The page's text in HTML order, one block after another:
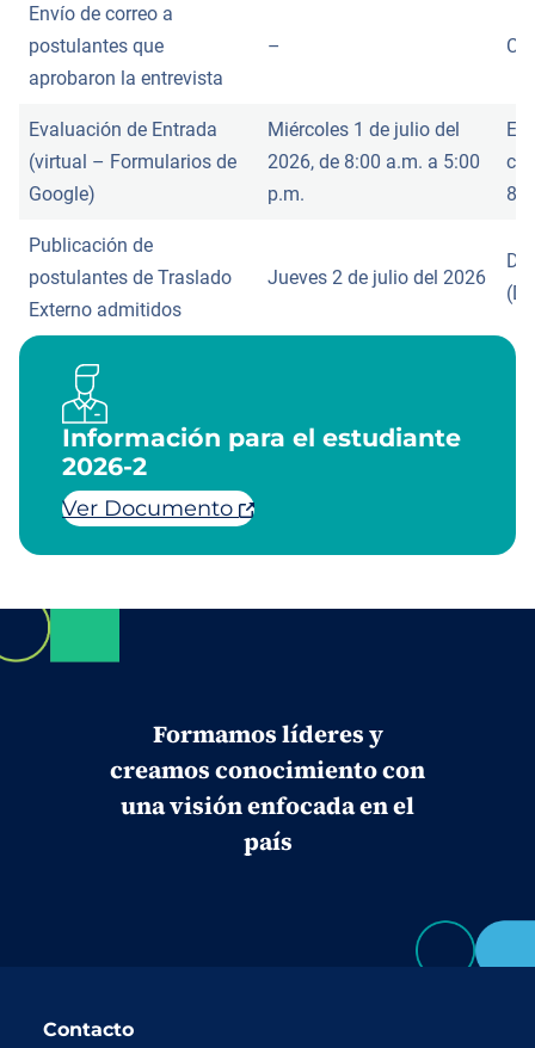
Envío de correo a
postulantes que
aprobaron la entrevista
–
Evaluación de Entrada
(virtual – Formularios de
Google)
Miércoles 1 de julio del
2026, de 8:00 a.m. a 5:00
p.m.
Publicación de
postulantes de Traslado
Externo admitidos
Jueves 2 de julio del 2026
Información para el estudiante
2026-2
Ver Documento
Formamos líderes y
creamos conocimiento con
una visión enfocada en el
país
Contacto